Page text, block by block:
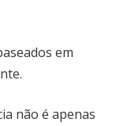
em
não é apenas